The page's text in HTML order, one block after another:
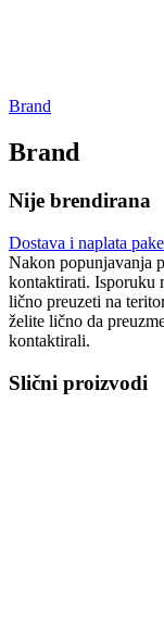
Brand
Brand
Nije brendirana
Dostava i naplata
Nakon popunjavanja
kontaktirati. Isporuku
lično preuzeti na
želite lično da
kontaktirali.
Slični proizvodi